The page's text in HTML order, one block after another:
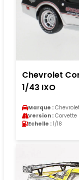
Chevrolet
1/43 IXO
Marque :
Version : Corvette
Echelle : 1/18